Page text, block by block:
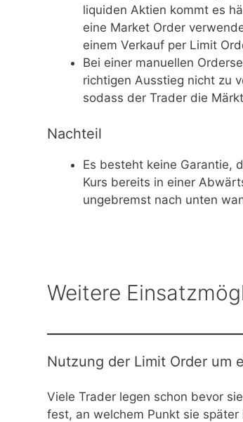
liquiden Aktien kommt es
eine Market Order
einem Verkauf per Limit
Bei einer manuellen
richtigen Ausstieg nicht zu
sodass der Trader die
Nachteil
Es besteht keine Garantie,
Kurs bereits in einer
ungebremst nach unten
Weitere
Nutzung der Limit Order um
Viele Trader legen schon bevor
fest, an welchem Punkt sie